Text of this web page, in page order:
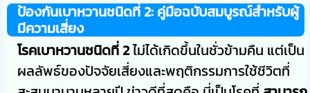
ป้องกันเบาหวานชนิดที่ 2: คู่มือฉบับสมบูรณ์สำหรับผู้
มีความเสี่ยง
โรคเบาหวานชนิดที่ 2ไม่ได้เกิดขึ้นในชั่วข้ามคืน แต่เป็น
ผลลัพธ์ของปัจจัยเสี่ยงและพฤติกรรมการใช้ชีวิตที่